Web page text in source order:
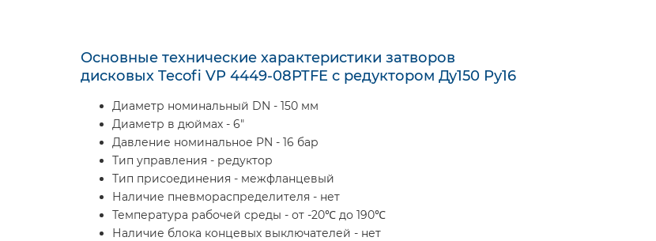
Основные технические характеристики затворов
дисковых Tecofi VP 4449-08PTFE с редуктором Ду150 Ру16
Диаметр номинальный DN - 150 мм
Диаметр в дюймах - 6"
Давление номинальное PN - 16 бар
Тип управления - редуктор
Тип присоединения - межфланцевый
Наличие пневмораспределителя - нет
Температура рабочей среды - от -20℃ до 190℃
Наличие блока концевых выключателей - нет